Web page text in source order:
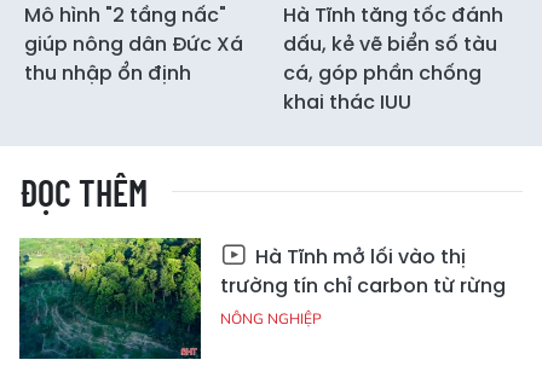
Mô hình "2 tầng nấc"
giúp nông dân Đức Xá
thu nhập ổn định
Hà Tĩnh tăng tốc đánh
dấu, kẻ vẽ biển số tàu
cá, góp phần chống
khai thác IUU
ĐỌC THÊM
Hà Tĩnh mở lối vào thị
trường tín chỉ carbon từ rừng
NÔNG NGHIỆP